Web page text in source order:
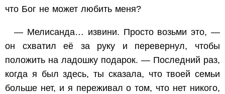
что Бог не может любить меня?
— Мелисанда… извини. Просто возьми это, —
он схватил её за руку и перевернул, чтобы
положить на ладошку подарок. — Последний раз,
когда я был здесь, ты сказала, что твоей семьи
больше нет, и я переживал о том, что нет никого,